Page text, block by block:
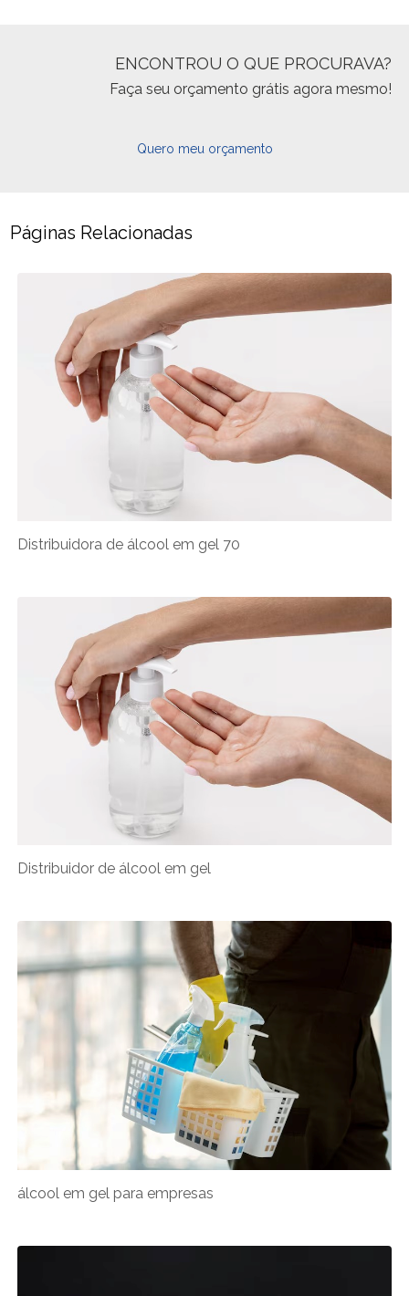
ENCONTROU O QUE PROCURAVA?
Faça seu orçamento grátis agora mesmo!
Quero meu orçamento
Páginas Relacionadas
Distribuidora de álcool em gel 70
Distribuidor de álcool em gel
álcool em gel para empresas